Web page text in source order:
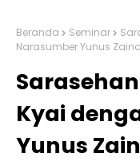
Beranda Seminar
Narasumber Yunus
Kyai
Yunus